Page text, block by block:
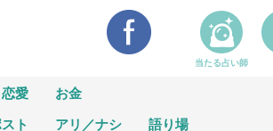
恋愛 お金
ト アリ／ナシ 語り場
当たる占い師